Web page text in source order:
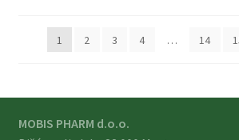
1 2 3 4 … 14
MOBIS PHARM d.o.o.